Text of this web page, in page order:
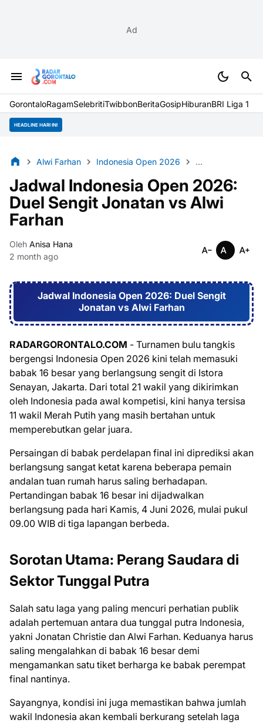
Ad
GorontaloRagamSelebritiTwibbonBeritaGosipHiburanBRI Liga 1
HEADLINE HARI INI
Alwi Farhan Indonesia Open 2026 Istora Senayan
Jadwal Indonesia Open 2026:
Duel Sengit Jonatan vs Alwi
Farhan
Oleh Anisa Hana
2 month ago
Jadwal Indonesia Open 2026: Duel Sengit
Jonatan vs Alwi Farhan
RADARGORONTALO.COM - Turnamen bulu tangkis
bergengsi Indonesia Open 2026 kini telah memasuki
babak 16 besar yang berlangsung sengit di Istora
Senayan, Jakarta. Dari total 21 wakil yang dikirimkan
oleh Indonesia pada awal kompetisi, kini hanya tersisa
11 wakil Merah Putih yang masih bertahan untuk
memperebutkan gelar juara.
Persaingan di babak perdelapan final ini diprediksi akan
berlangsung sangat ketat karena beberapa pemain
andalan tuan rumah harus saling berhadapan.
Pertandingan babak 16 besar ini dijadwalkan
berlangsung pada hari Kamis, 4 Juni 2026, mulai pukul
09.00 WIB di tiga lapangan berbeda.
Sorotan Utama: Perang Saudara di
Sektor Tunggal Putra
Salah satu laga yang paling mencuri perhatian publik
adalah pertemuan antara dua tunggal putra Indonesia,
yakni Jonatan Christie dan Alwi Farhan. Keduanya harus
saling mengalahkan di babak 16 besar demi
mengamankan satu tiket berharga ke babak perempat
final nantinya.
Sayangnya, kondisi ini juga memastikan bahwa jumlah
wakil Indonesia akan kembali berkurang setelah laga